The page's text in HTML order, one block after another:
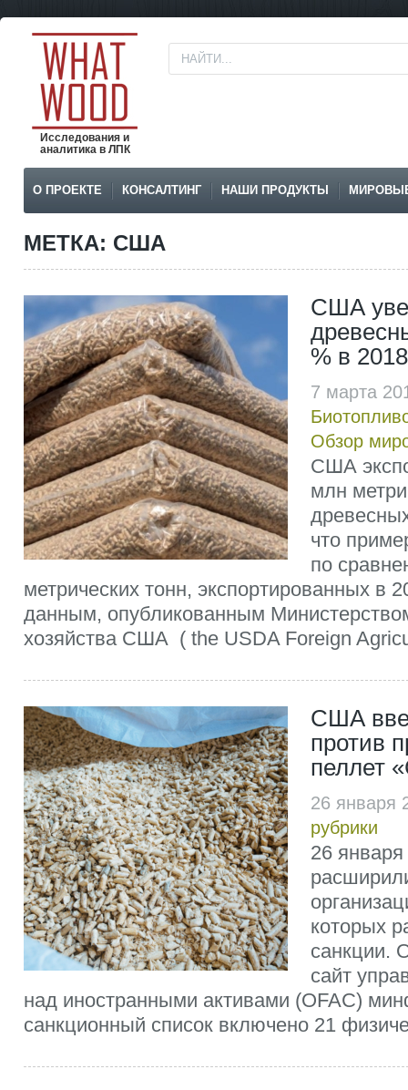
Исследования и
аналитика в ЛПК
О ПРОЕКТЕ КОНСАЛТИНГ НАШИ ПРОДУКТЫ
МЕТКА: США
США
% в
7 марта
Обзор
США
млн
что
по
метрических тонн, экспортированных в
данным, опубликованным
хозяйства США ( the USDA Foreign
США
против
пеллет
26
рубрики
26
которых
санкции.
сайт
над иностранными активами (OFAC)
санкционный список включено 21